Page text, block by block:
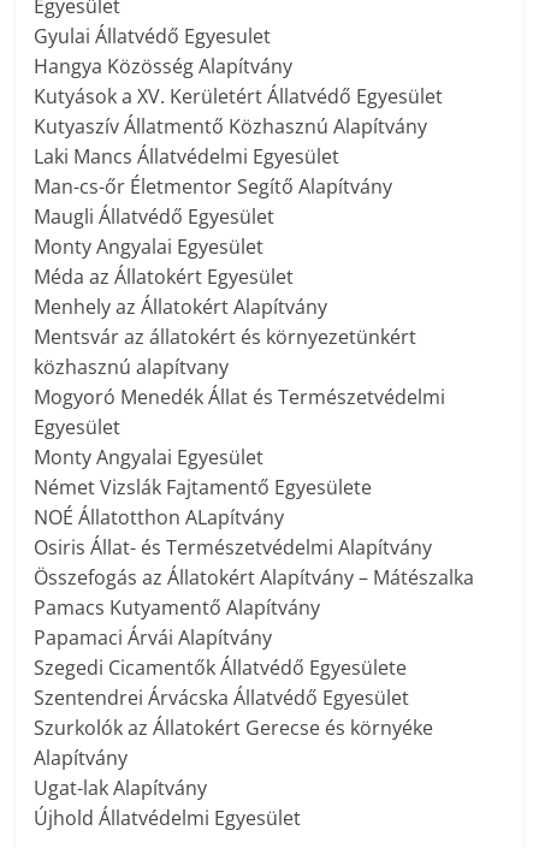
Egyesület
Gyulai Állatvédő Egyesulet
Hangya Közösség Alapítvány
Kutyások a XV. Kerületért Állatvédő Egyesület
Kutyaszív Állatmentő Közhasznú Alapítvány
Laki Mancs Állatvédelmi Egyesület
Man-cs-őr Életmentor Segítő Alapítvány
Maugli Állatvédő Egyesület
Monty Angyalai Egyesület
Méda az Állatokért Egyesület
Menhely az Állatokért Alapítvány
Mentsvár az állatokért és környezetünkért
közhasznú alapítvany
Mogyoró Menedék Állat és Természetvédelmi
Egyesület
Monty Angyalai Egyesület
Német Vizslák Fajtamentő Egyesülete
NOÉ Állatotthon ALapítvány
Osiris Állat- és Természetvédelmi Alapítvány
Összefogás az Állatokért Alapítvány – Mátészalka
Pamacs Kutyamentő Alapítvány
Papamaci Árvái Alapítvány
Szegedi Cicamentők Állatvédő Egyesülete
Szentendrei Árvácska Állatvédő Egyesület
Szurkolók az Állatokért Gerecse és környéke
Alapítvány
Ugat-lak Alapítvány
Újhold Állatvédelmi Egyesület